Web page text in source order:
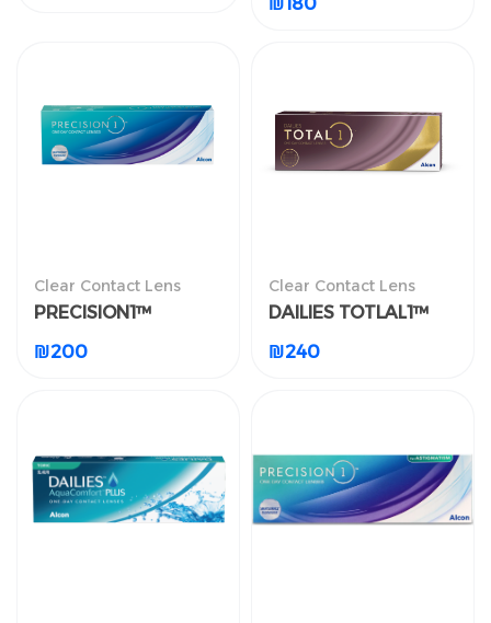
Clear Contact Lens
PRECISION1™
₪200
Clear Contact Lens
DAILIES TOTLAL1™
₪240
العدسات اللاصقة الطبية
الشفافة
PRECISION1™
العدسات اللاصقة الطبية
الشفافة
DAILIES TOTLAL1™